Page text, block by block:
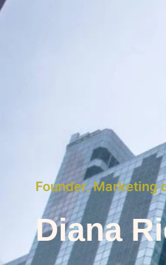
Founder, Marketing
Diana